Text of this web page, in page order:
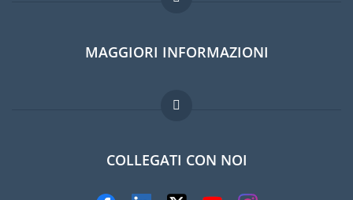
Guida per expat
Lavori all'estero
MAGGIORI INFORMAZIONI
Domande frequenti
COLLEGATI CON NOI